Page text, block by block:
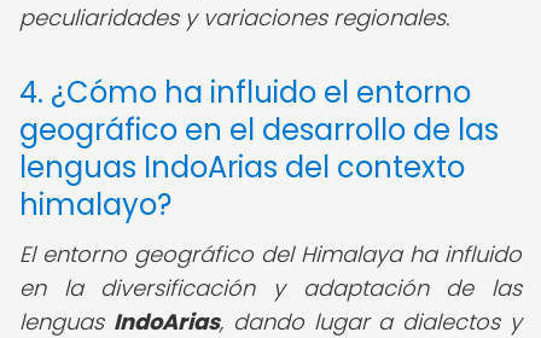
peculiaridades y variaciones regionales.
4. ¿Cómo ha influido el entorno
geográfico en el desarrollo de las
lenguas IndoArias del contexto
himalayo?
El entorno geográfico del Himalaya ha influido
en la diversificación y adaptación de las
lenguas IndoArias, dando lugar a dialectos y